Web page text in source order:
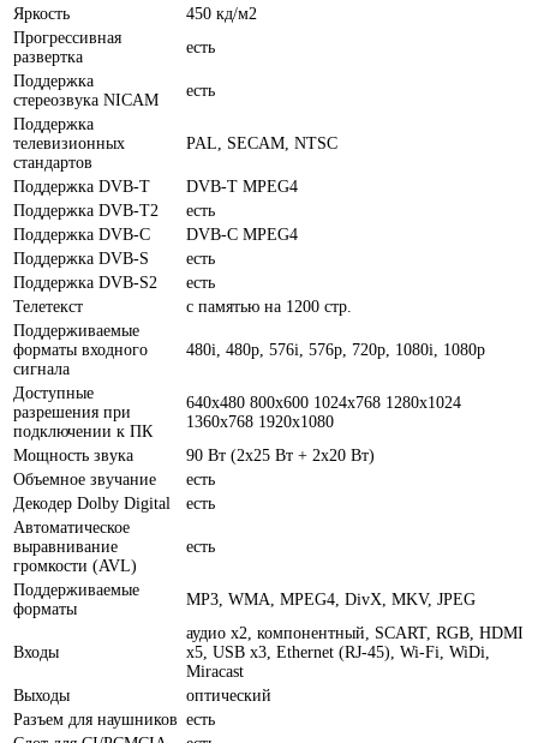
Яркость
450 кд/м2
Прогрессивная
развертка
есть
Поддержка
стереозвука NICAM
есть
Поддержка
телевизионных
стандартов
PAL, SECAM, NTSC
Поддержка DVB-T
DVB-T MPEG4
Поддержка DVB-T2
есть
Поддержка DVB-C
DVB-C MPEG4
Поддержка DVB-S
есть
Поддержка DVB-S2
есть
Телетекст
с памятью на 1200 стр.
Поддерживаемые
форматы входного
сигнала
480i, 480p, 576i, 576p, 720p, 1080i, 1080p
Доступные
разрешения при
подключении к ПК
640x480 800x600 1024x768 1280x1024
1360x768 1920x1080
Мощность звука
90 Вт (2x25 Вт + 2x20 Вт)
Объемное звучание
есть
Декодер Dolby Digital
есть
Автоматическое
выравнивание
громкости (AVL)
есть
Поддерживаемые
форматы
MP3, WMA, MPEG4, DivX, MKV, JPEG
Входы
аудио x2, компонентный, SCART, RGB, HDMI
x5, USB x3, Ethernet (RJ-45), Wi-Fi, WiDi,
Miracast
Выходы
оптический
Разъем для наушников есть